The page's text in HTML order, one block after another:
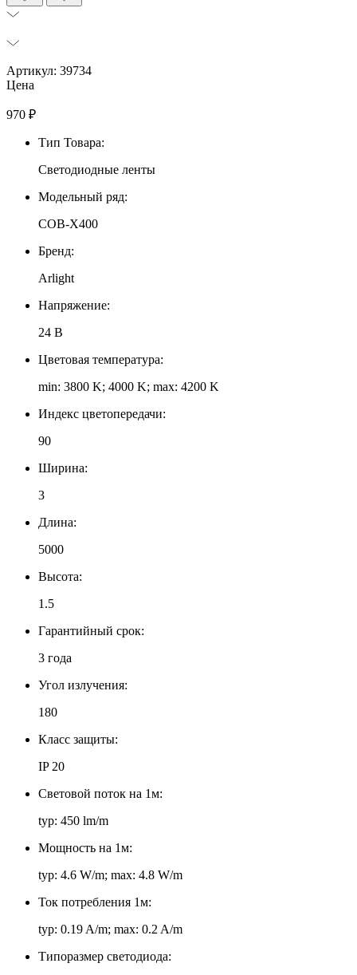
Артикул: 39734
Цена
970 ₽
Тип Товара:
Светодиодные ленты
Модельный ряд:
COB-X400
Бренд:
Arlight
Напряжение:
24 В
Цветовая температура:
min: 3800 K; 4000 K; max: 4200 K
Индекс цветопередачи:
90
Ширина:
3
Длина:
5000
Высота:
1.5
Гарантийный срок:
3 года
Угол излучения:
180
Класс защиты:
IP 20
Световой поток на 1м:
typ: 450 lm/m
Мощность на 1м:
typ: 4.6 W/m; max: 4.8 W/m
Ток потребления 1м:
typ: 0.19 A/m; max: 0.2 A/m
Типоразмер светодиода: